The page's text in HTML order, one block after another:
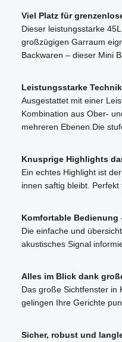
Viel Platz für
Dieser leistungsstarke
großzügigen Garraum
Backwaren – dieser Mini
Leistungsstarke
Ausgestattet mit einer
Kombination aus Ober-
mehreren Ebenen. Die
Knusprige Highlights
Ein echtes Highlight ist
innen saftig bleibt.
Komfortable
Die einfache und
akustisches Signal
Alles im Blick dank
Das große Sichtfenster in
gelingen Ihre Gerichte
Sicher, robust und